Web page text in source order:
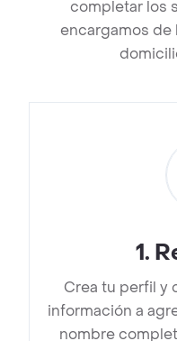
completar los
encargamos de
1.
Crea tu perfil y
información a
nombre